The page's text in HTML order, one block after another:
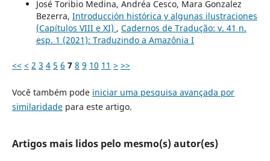
José Toribio Medina, Andréa Cesco, Mara Gonzalez
Bezerra, Introducción histórica y algunas ilustraciones
(Capítulos VIII e XI) , Cadernos de Tradução: v. 41 n.
esp. 1 (2021): Traduzindo a Amazônia I
<< < 2 3 4 5 6 7 8 9 10 11 > >>
Você também pode iniciar uma pesquisa avançada por
similaridadepara este artigo.
Artigos mais lidos pelo mesmo(s) autor(es)